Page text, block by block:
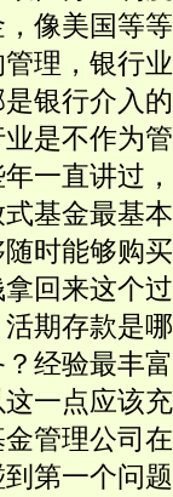
像美国等
理，银行
是银行介入
是不作为
一直讲过
基金最基
随时能够购
拿回来这个
期存款是
经验最丰
一点应该
管理公司
第一个问